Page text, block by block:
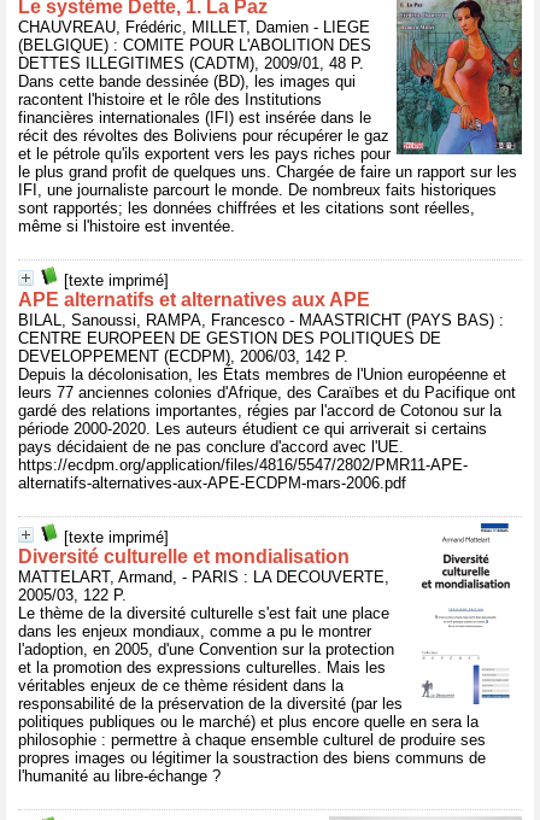
Le système Dette, 1. La Paz
CHAUVREAU, Frédéric, MILLET, Damien - LIEGE
(BELGIQUE) : COMITE POUR L'ABOLITION DES
DETTES ILLEGITIMES (CADTM), 2009/01, 48 P.
Dans cette bande dessinée (BD), les images qui
racontent l'histoire et le rôle des Institutions
financières internationales (IFI) est insérée dans le
récit des révoltes des Boliviens pour récupérer le gaz
et le pétrole qu'ils exportent vers les pays riches pour
le plus grand profit de quelques uns. Chargée de faire un rapport sur les
IFI, une journaliste parcourt le monde. De nombreux faits historiques
sont rapportés; les données chiffrées et les citations sont réelles,
même si l'histoire est inventée.
[texte imprimé]
APE alternatifs et alternatives aux APE
BILAL, Sanoussi, RAMPA, Francesco - MAASTRICHT (PAYS BAS) :
CENTRE EUROPEEN DE GESTION DES POLITIQUES DE
DEVELOPPEMENT (ECDPM), 2006/03, 142 P.
Depuis la décolonisation, les États membres de l'Union européenne et
leurs 77 anciennes colonies d'Afrique, des Caraïbes et du Pacifique ont
gardé des relations importantes, régies par l'accord de Cotonou sur la
période 2000-2020. Les auteurs étudient ce qui arriverait si certains
pays décidaient de ne pas conclure d'accord avec l'UE.
https://ecdpm.org/application/files/4816/5547/2802/PMR11-APE-
alternatifs-alternatives-aux-APE-ECDPM-mars-2006.pdf
[texte imprimé]
Diversité culturelle et mondialisation
MATTELART, Armand, - PARIS : LA DECOUVERTE,
2005/03, 122 P.
Le thème de la diversité culturelle s'est fait une place
dans les enjeux mondiaux, comme a pu le montrer
l'adoption, en 2005, d'une Convention sur la protection
et la promotion des expressions culturelles. Mais les
véritables enjeux de ce thème résident dans la
responsabilité de la préservation de la diversité (par les
politiques publiques ou le marché) et plus encore quelle en sera la
philosophie : permettre à chaque ensemble culturel de produire ses
propres images ou légitimer la soustraction des biens communs de
l'humanité au libre-échange ?